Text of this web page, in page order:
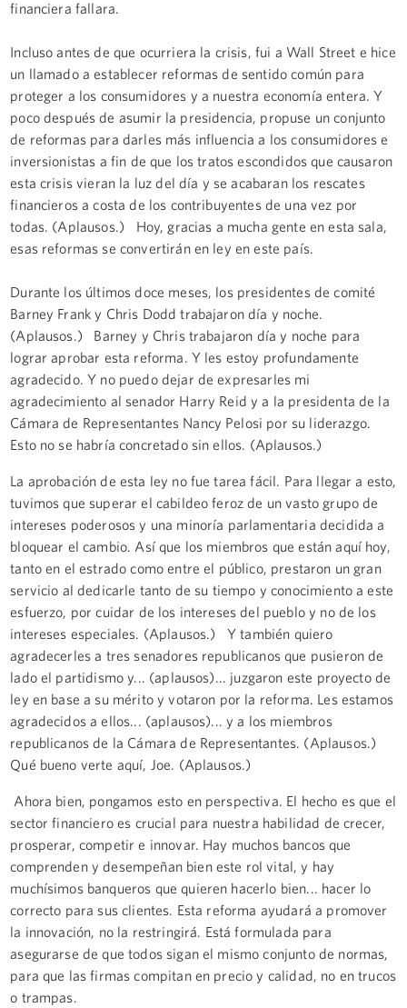
financiera fallara.
Incluso antes de que ocurriera la crisis, fui a Wall Street e hice
un llamado a establecer reformas de sentido común para
proteger a los consumidores y a nuestra economía entera. Y
poco después de asumir la presidencia, propuse un conjunto
de reformas para darles más influencia a los consumidores e
inversionistas a fin de que los tratos escondidos que causaron
esta crisis vieran la luz del día y se acabaran los rescates
financieros a costa de los contribuyentes de una vez por
todas. (Aplausos.) Hoy, gracias a mucha gente en esta sala,
esas reformas se convertirán en ley en este país.
Durante los últimos doce meses, los presidentes de comité
Barney Frank y Chris Dodd trabajaron día y noche.
(Aplausos.) Barney y Chris trabajaron día y noche para
lograr aprobar esta reforma. Y les estoy profundamente
agradecido. Y no puedo dejar de expresarles mi
agradecimiento al senador Harry Reid y a la presidenta de la
Cámara de Representantes Nancy Pelosi por su liderazgo.
Esto no se habría concretado sin ellos. (Aplausos.)
La aprobación de esta ley no fue tarea fácil. Para llegar a esto,
tuvimos que superar el cabildeo feroz de un vasto grupo de
intereses poderosos y una minoría parlamentaria decidida a
bloquear el cambio. Así que los miembros que están aquí hoy,
tanto en el estrado como entre el público, prestaron un gran
servicio al dedicarle tanto de su tiempo y conocimiento a este
esfuerzo, por cuidar de los intereses del pueblo y no de los
intereses especiales. (Aplausos.) Y también quiero
agradecerles a tres senadores republicanos que pusieron de
lado el partidismo y... (aplausos)... juzgaron este proyecto de
ley en base a su mérito y votaron por la reforma. Les estamos
agradecidos a ellos... (aplausos)... y a los miembros
republicanos de la Cámara de Representantes. (Aplausos.)
Qué bueno verte aquí, Joe. (Aplausos.)
Ahora bien, pongamos esto en perspectiva. El hecho es que el
sector financiero es crucial para nuestra habilidad de crecer,
prosperar, competir e innovar. Hay muchos bancos que
comprenden y desempeñan bien este rol vital, y hay
muchísimos banqueros que quieren hacerlo bien... hacer lo
correcto para sus clientes. Esta reforma ayudará a promover
la innovación, no la restringirá. Está formulada para
asegurarse de que todos sigan el mismo conjunto de normas,
para que las firmas compitan en precio y calidad, no en trucos
o trampas.